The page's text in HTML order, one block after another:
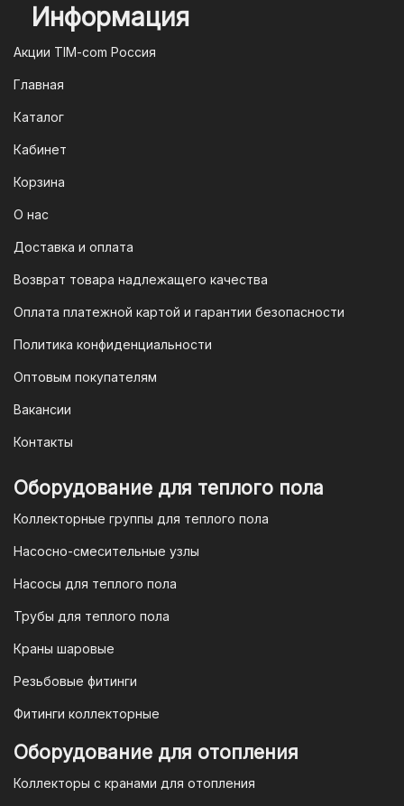
2. Оплата через систему быстрых
платежей (СПБ)
Мы следим за современными
систему быстрых платежей (СПБ).
предоставлен QR-код. Просто
доступен для большинства российских
3. Оплата по QR-коду
— это QR-код. После оформления
заказа мы предоставим вам
уникальный QR-код, который можно
приложении вашего банка. Это быстро,
удобно и безопасно.
юридических лиц
Для наших корпоративных клиентов
мы предлагаем безналичную оплату по
выставим вам счет, который можно
оплатить в течение 3 рабочих дней.
организаций и ИП необходимо
связаться с оптовым отделом
Информация
Акции TIM-com Россия
Главная
Каталог
Кабинет
Корзина
О нас
Доставка и оплата
Возврат товара надлежащего качества
Оплата платежной картой и гарантии безопасности
Политика конфиденциальности
Оптовым покупателям
Вакансии
Контакты
Оборудование для теплого пола
Коллекторные группы для теплого пола
Насосно-смесительные узлы
Насосы для теплого пола
Трубы для теплого пола
Краны шаровые
Резьбовые фитинги
Фитинги коллекторные
Оборудование для отопления
Коллекторы с кранами для отопления